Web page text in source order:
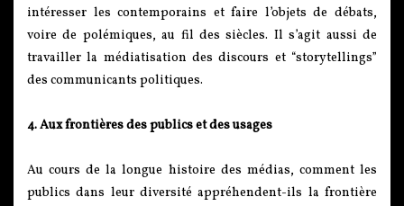
intéresser les contemporains et faire l’objets de débats,
voire de polémiques, au fil des siècles. Il s’agit aussi de
travailler la médiatisation des discours et “storytellings”
des communicants politiques.
4. Aux frontières des publics et des usages
Au cours de la longue histoire des médias, comment les
publics dans leur diversité appréhendent-ils la frontière